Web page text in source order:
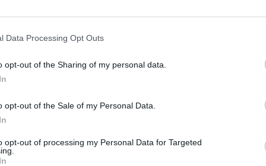
Data Processing Opt Outs
opt-out of the Sharing of my personal data.
opt-out of the Sale of my Personal Data.
opt-out of processing my Personal Data for Targeted
98 millió forinttal. A Klebelsberg Központ személyi
milliárdot, beruházásokra 9,37 milliárdot kapna.
dologi kiadásokra 1,57 milliárddal
finanszírozásával a bölcsődétől az
gyermek színvonalas étkeztetésben
egyszer - már az iskolai szünidőkben is -